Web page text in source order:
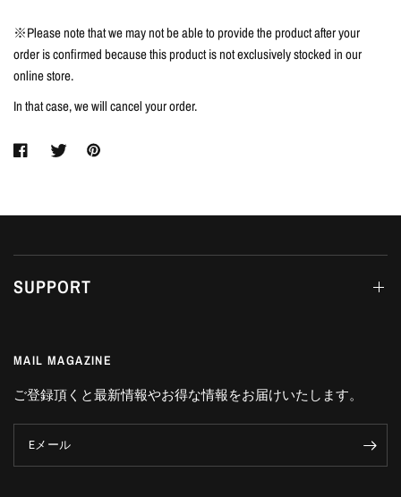
※Please note that we may not be able to provide the product after your
order is confirmed because this product is not exclusively stocked in our
online store.
In that case, we will cancel your order.
SUPPORT
MAIL MAGAZINE
ご登録頂くと最新情報やお得な情報をお届けいたします。
Eメール